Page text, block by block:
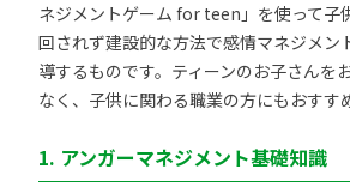
ネジメントゲーム for teen」を使って子
回されず建設的な方法で感情マネジメン
導するものです。ティーンのお子さんを
なく、子供に関わる職業の方にもおすす
1. アンガーマネジメント基礎知識